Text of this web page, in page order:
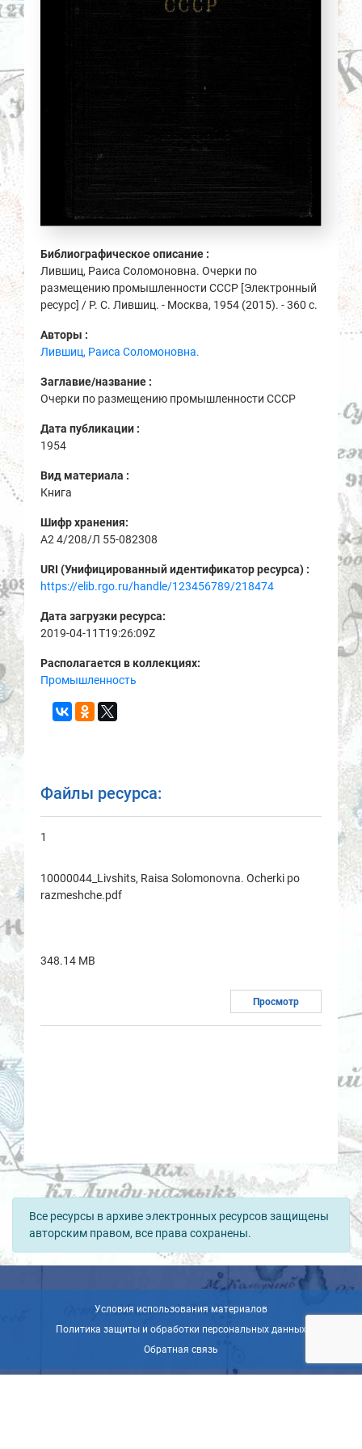
Библиографическое описание :
Лившиц, Раиса Соломоновна. Очерки по
размещению промышленности СССР [Электронный
ресурс] / Р. С. Лившиц. - Москва, 1954 (2015). - 360 с.
Авторы :
Лившиц, Раиса Соломоновна.
Заглавие/название :
Очерки по размещению промышленности СССР
Дата публикации :
1954
Вид материала :
Книга
Шифр хранения:
A2 4/208/Л 55-082308
URI (Унифицированный идентификатор ресурса) :
https://elib.rgo.ru/handle/123456789/218474
Дата загрузки ресурса:
2019-04-11T19:26:09Z
Располагается в коллекциях:
Промышленность
Файлы ресурса:
1
10000044_Livshits, Raisa Solomonovna. Ocherki po
razmeshche.pdf
348.14 MB
Просмотр
Все ресурсы в архиве электронных ресурсов защищены
авторским правом, все права сохранены.
Условия использования материалов
Политика защиты и обработки персональных данных
Обратная связь